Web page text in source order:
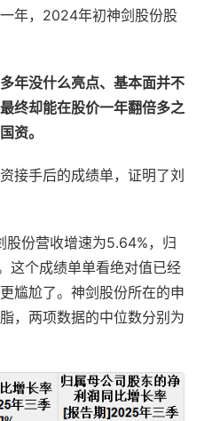
年，2024年初神剑股份股
年没什么亮点、基本面并不
终却能在股价一年翻倍多之
资。
接手后的成绩单，证明了刘
份营收增速为5.64%，归
这个成绩单单看绝对值已经
尴尬了。神剑股份所在的申
，两项数据的中位数分别为